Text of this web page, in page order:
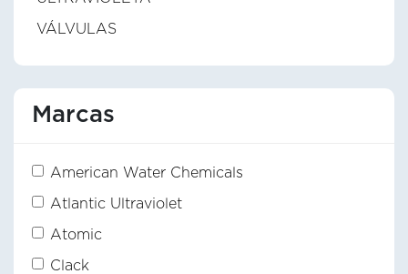
VÁLVULAS
Marcas
American Water Chemicals
Atlantic Ultraviolet
Atomic
Clack